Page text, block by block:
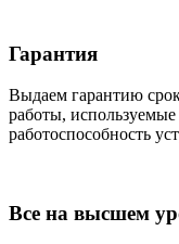
Гарантия
Выдаем гарантию
работы,
работоспособность
Все на высшем